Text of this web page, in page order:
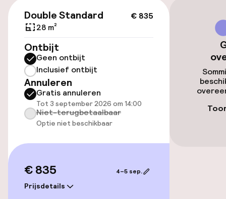
Planet-project zetten we ons in voor
duurzame praktijken, zoals het monitoren van
ons verbruik, het verminderen van
wegwerpplastic en het implementeren van
energiebesparende maatregelen. We wensen u
een prettig verblijf.
Mogelijk extra kosten
Openbaar parkeren
Luchthavenshuttle
Transferservice
Toegankelijkheid
Overal rolstoeltoegankelijk
Lift
€ 835
Double Standard
28 m²
Ontbijt
Geen ontbijt
Inclusief ontbijt
Annuleren
Gratis annuleren
Tot 3 september 2026 om 14:00
Niet-terugbetaalbaar
Optie niet beschikbaar
€ 835
Prijsdetails
4–5 sep.